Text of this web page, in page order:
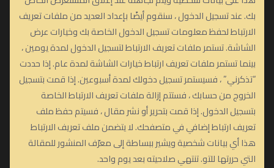
بك. عند تسجيل الدخول ، سنقوم أيضًا بإعداد العديد من ملفات تعريف
الارتباط لحفظ معلومات تسجيل الدخول الخاصة بك وخيارات عرض
الشاشة. تستمر ملفات تعريف الارتباط لتسجيل الدخول لمدة يومين ،
بينما تستمر ملفات تعريف ارتباط خيارات الشاشة لمدة عام. إذا حددت
“تذكرني” ، فسيستمر تسجيل دخولك لمدة أسبوعين. إذا قمت بتسجيل
الخروج من حسابك ، فستتم إزالة ملفات تعريف الارتباط الخاصة
بتسجيل الدخول. إذا قمت بتحرير أو نشر مقال ، فسيتم حفظ ملف
تعريف ارتباط إضافي في متصفحك. لا يتضمن ملف تعريف الارتباط
هذا أي بيانات شخصية ويشير ببساطة إلى معرّف المنشور للمقالة
التي حررتها للتو. تنتهي صلاحيته بعد يوم واحد.